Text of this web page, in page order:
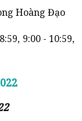
Hoàng Đạo
9:00 - 10:59,